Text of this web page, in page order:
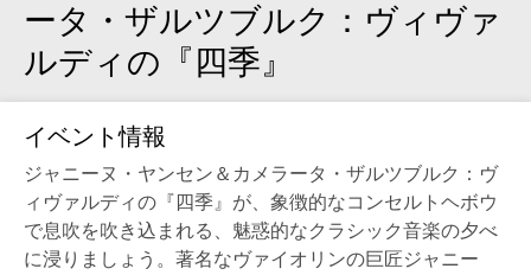
ータ・ザルツブルク：ヴィヴァ
ルディの『四季』
イベント情報
ジャニーヌ・ヤンセン＆カメラータ・ザルツブルク：ヴ
ィヴァルディの『四季』が、象徴的なコンセルトヘボウ
で息吹を吹き込まれる、魅惑的なクラシック音楽の夕べ
に浸りましょう。著名なヴァイオリンの巨匠ジャニー